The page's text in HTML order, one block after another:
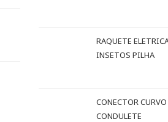
RAQUETE
INSETOS PILHA
CONECTOR
CONDULETE